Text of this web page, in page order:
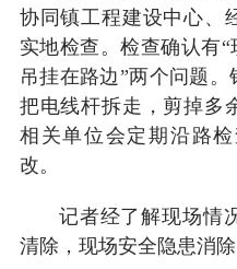
协同镇工程建设中心、
实地检查。检查确认有
吊挂在路边”两个问题
把电线杆拆走，剪掉多
相关单位会定期沿路
改。
记者经了解现场情
清除，现场安全隐患消除